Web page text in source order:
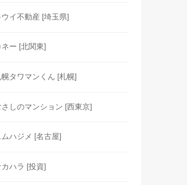
ウイ不動産 [埼玉県]
ネー [北関東]
幌タワマンくん [札幌]
さしのマンション [西東京]
ムハジメ [名古屋]
カハラ [投資]